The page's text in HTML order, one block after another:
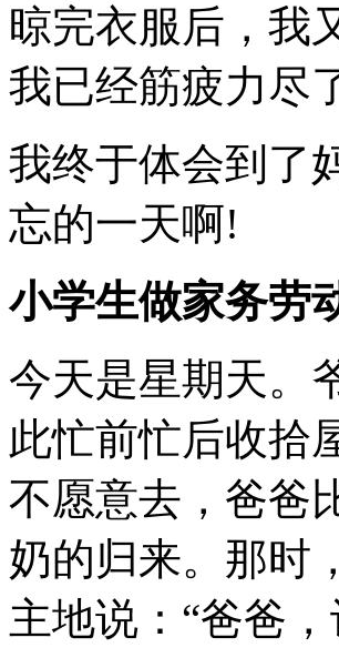
晾完衣服后，我
我已经筋疲力尽
我终于体会到了
忘的一天啊!
小学生做家务劳
今天是星期天。
此忙前忙后收拾
不愿意去，爸爸
奶的归来。那时
主地说：“爸爸